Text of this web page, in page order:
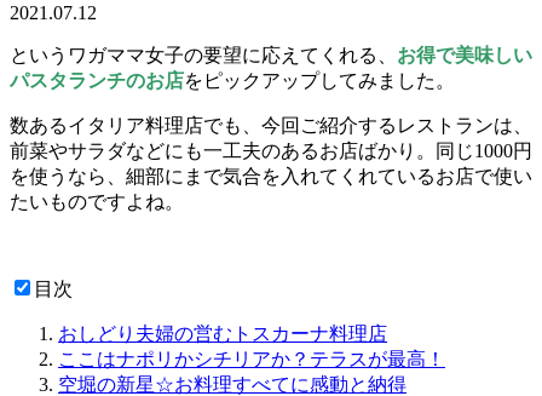
2021.07.12
というワガママ女子の要望に応えてくれる、 お得で美味しい
パスタランチのお店をピックアップしてみました。
数あるイタリア料理店でも、今回ご紹介するレストランは、
前菜やサラダなどにも一工夫のあるお店ばかり。同じ1000円
を使うなら、細部にまで気合を入れてくれているお店で使い
たいものですよね。
目次
おしどり夫婦の営むトスカーナ料理店
ここはナポリかシチリアか？テラスが最高！
空堀の新星☆お料理すべてに感動と納得